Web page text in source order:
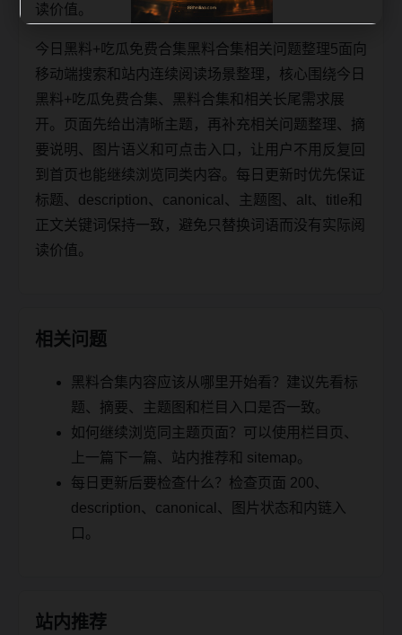
读价值。
今日黑料+吃瓜免费合集黑料合集相关问题整理5面向
移动端搜索和站内连续阅读场景整理，核心围绕今日
黑料+吃瓜免费合集、黑料合集和相关长尾需求展
开。页面先给出清晰主题，再补充相关问题整理、摘
要说明、图片语义和可点击入口，让用户不用反复回
到首页也能继续浏览同类内容。每日更新时优先保证
标题、description、canonical、主题图、alt、title和
正文关键词保持一致，避免只替换词语而没有实际阅
读价值。
相关问题
黑料合集内容应该从哪里开始看？建议先看标
题、摘要、主题图和栏目入口是否一致。
如何继续浏览同主题页面？可以使用栏目页、
上一篇下一篇、站内推荐和 sitemap。
每日更新后要检查什么？检查页面 200、
description、canonical、图片状态和内链入
口。
站内推荐